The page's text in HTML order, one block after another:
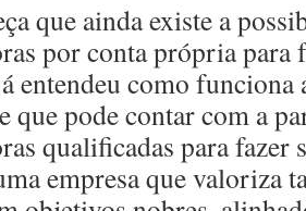
que ainda existe a
por conta própria para
entendeu como
que pode contar com a
qualificadas para fazer
empresa que valoriza